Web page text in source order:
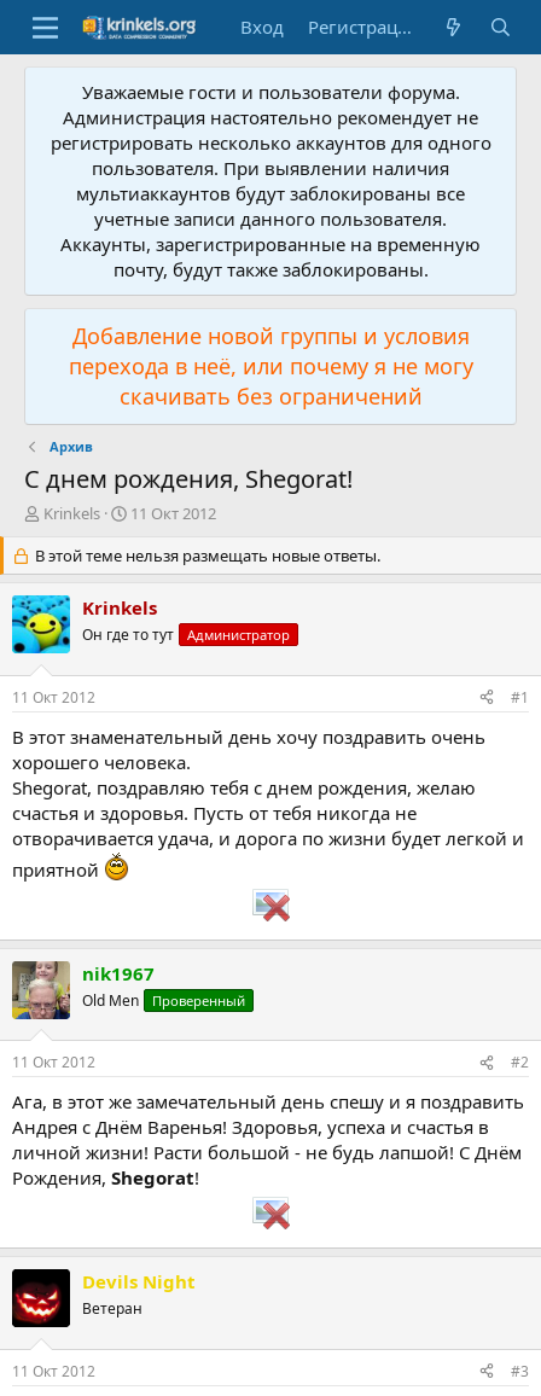
Вход Регистрация
Уважаемые гости и пользователи форума.
Администрация настоятельно рекомендует не
регистрировать несколько аккаунтов для одного
пользователя. При выявлении наличия
мультиаккаунтов будут заблокированы все
учетные записи данного пользователя.
Аккаунты, зарегистрированные на временную
почту, будут также заблокированы.
Добавление новой группы и условия
перехода в неё, или почему я не могу
скачивать без ограничений
Архив
С днем рождения, Shegorat!
А
т
о
р
т
е
м
Krinkels
Д
т
а
а
ч
а
11 Окт 2012
В этой теме нельзя размещать новые ответы.
Krinkels
Он где то тут Администратор
11 Окт 2012 #1
В этот знаменательный день хочу поздравить очень
хорошего человека.
Shegorat, поздравляю тебя с днем рождения, желаю
счастья и здоровья. Пусть от тебя никогда не
отворачивается удача, и дорога по жизни будет легкой и
приятной
nik1967
Old Men Проверенный
11 Окт 2012 #2
Ага, в этот же замечательный день спешу и я поздравить
Андрея с Днём Варенья! Здоровья, успеха и счастья в
личной жизни! Расти большой - не будь лапшой! С Днём
Рождения, Shegorat!
Devils Night
Ветеран
11 Окт 2012 #3